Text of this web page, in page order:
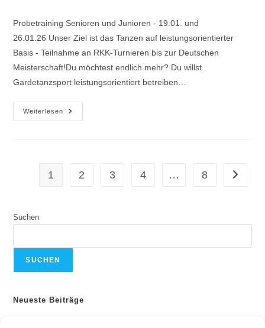
Probetraining Senioren und Junioren - 19.01. und
26.01.26 Unser Ziel ist das Tanzen auf leistungsorientierter
Basis - Teilnahme an RKK-Turnieren bis zur Deutschen
Meisterschaft!Du möchtest endlich mehr? Du willst
Gardetanzsport leistungsorientiert betreiben…
Weiterlesen
Probetraining
Junioren
1 2 3 4 … 8 Gehe
Suchen
SUCHEN
Neueste Beiträge